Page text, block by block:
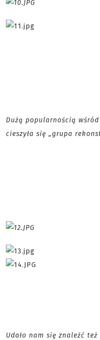
Dużą popularnością
cieszyła się „grupa
Udało nam się znaleźć też